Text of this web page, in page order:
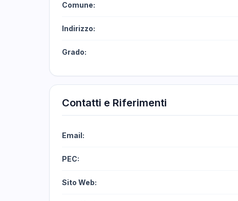
Comune:
Indirizzo:
Grado:
Contatti e Riferimenti
Email:
PEC:
Sito Web: